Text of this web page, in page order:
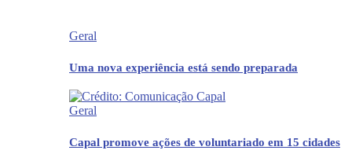
Geral
Uma nova experiência está sendo preparada
Geral
Capal promove ações de voluntariado em 15 cidades